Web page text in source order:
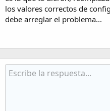
los valores correctos de
debe arreglar el problema...